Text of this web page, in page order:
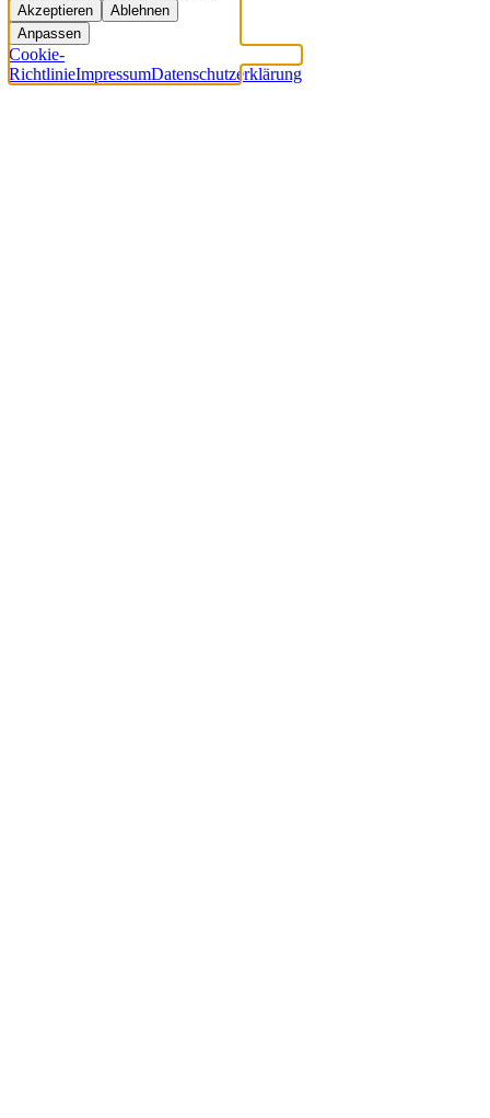
Akzeptieren
Ablehnen
Anpassen
Cookie-
RichtlinieImpressumDatenschutzerklärung